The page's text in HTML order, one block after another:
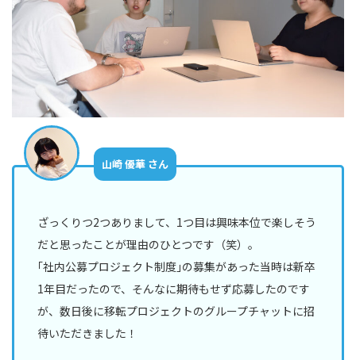
ン
ニ
ア
営
業
部
人
事
ン
タ
ビ
ュ
ー
現
場
山崎 優華 さん
ざっくりつ2つありまして、1つ目は興味本位で楽しそう
だと思ったことが理由のひとつです（笑）。
｢社内公募プロジェクト制度｣の募集があった当時は新卒
1年目だったので、そんなに期待もせず応募したのです
が、数日後に移転プロジェクトのグループチャットに招
待いただきました！